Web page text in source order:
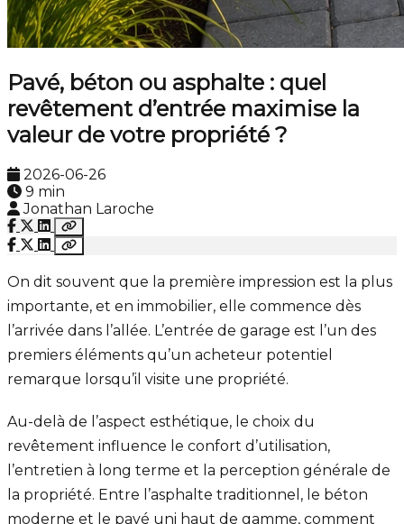
Pavé, béton ou asphalte : quel
revêtement d’entrée maximise la
valeur de votre propriété ?
2026-06-26
9 min
Jonathan Laroche
On dit souvent que la première impression est la plus
importante, et en immobilier, elle commence dès
l’arrivée dans l’allée. L’entrée de garage est l’un des
premiers éléments qu’un acheteur potentiel
remarque lorsqu’il visite une propriété.
Au-delà de l’aspect esthétique, le choix du
revêtement influence le confort d’utilisation,
l’entretien à long terme et la perception générale de
la propriété. Entre l’asphalte traditionnel, le béton
moderne et le pavé uni haut de gamme, comment